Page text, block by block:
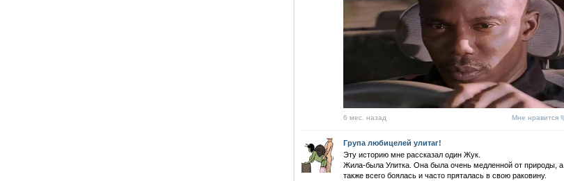
Мне нравится
6 мес. назад
Група любицелей улитаг!
Эту историю мне рассказал один Жук.
Жила-была Улитка. Она была очень медленной от природы, а
также всего боялась и часто пряталась в свою раковину.